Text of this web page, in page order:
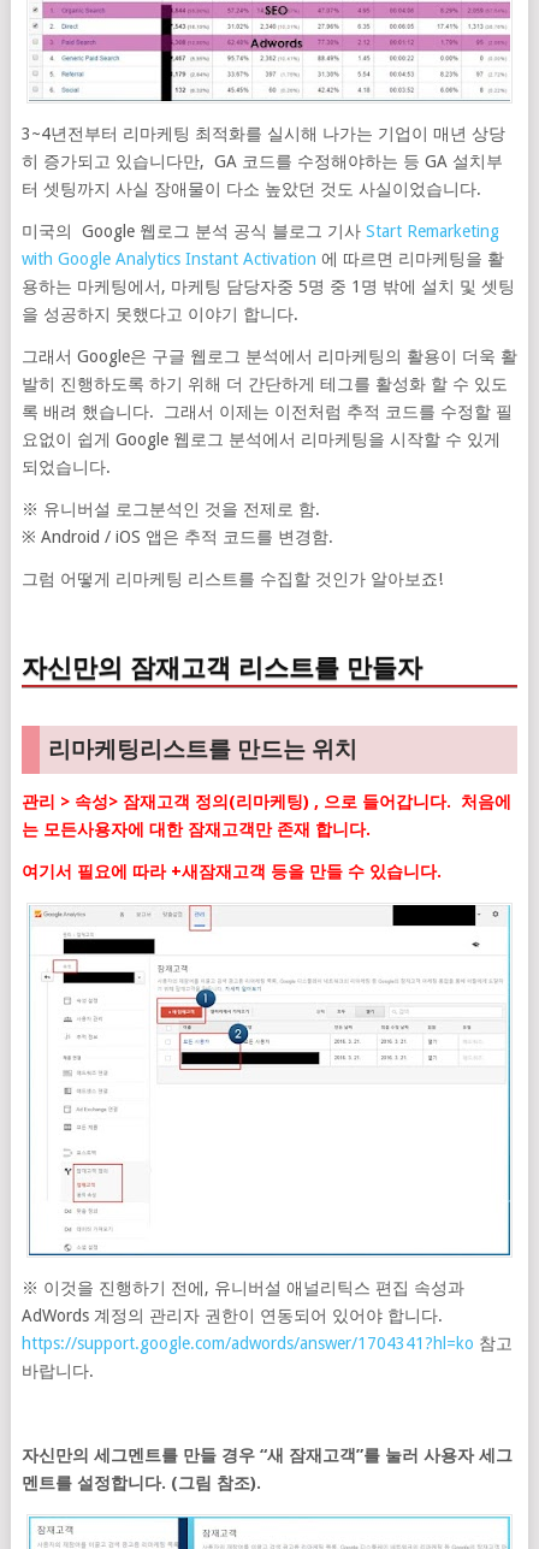
3~4년전부터 리마케팅 최적화를 실시해 나가는 기업이 매년 상당
히 증가되고 있습니다만, GA 코드를 수정해야하는 등 GA 설치부
터 셋팅까지 사실 장애물이 다소 높았던 것도 사실이었습니다.
미국의 Google 웹로그 분석 공식 블로그 기사 Start Remarketing
with Google Analytics Instant Activation 에 따르면 리마케팅을 활
용하는 마케팅에서, 마케팅 담당자중 5명 중 1명 밖에 설치 및 셋팅
을 성공하지 못했다고 이야기 합니다.
그래서 Google은 구글 웹로그 분석에서 리마케팅의 활용이 더욱 활
발히 진행하도록 하기 위해 더 간단하게 테그를 활성화 할 수 있도
록 배려 했습니다. 그래서 이제는 이전처럼 추적 코드를 수정할 필
요없이 쉽게 Google 웹로그 분석에서 리마케팅을 시작할 수 있게
되었습니다.
※ 유니버설 로그분석인 것을 전제로 함.
※ Android / iOS 앱은 추적 코드를 변경함.
그럼 어떻게 리마케팅 리스트를 수집할 것인가 알아보죠!
자신만의 잠재고객 리스트를 만들자
리마케팅리스트를 만드는 위치
관리 > 속성> 잠재고객 정의(리마케팅) , 으로 들어갑니다. 처음에
는 모든사용자에 대한 잠재고객만 존재 합니다.
여기서 필요에 따라 +새잠재고객 등을 만들 수 있습니다.
※ 이것을 진행하기 전에, 유니버설 애널리틱스 편집 속성과
AdWords 계정의 관리자 권한이 연동되어 있어야 합니다.
https://support.google.com/adwords/answer/1704341?hl=ko 참고
바랍니다.
자신만의 세그멘트를 만들 경우 “새 잠재고객”를 눌러 사용자 세그
멘트를 설정합니다. (그림 참조).